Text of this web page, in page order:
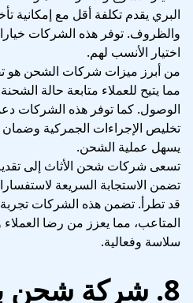
البري يقدم تكلفة أقل مع إمكانية
والظروف. توفر هذه الشركات
اختيار الأنسب لهم.
من أبرز ميزات شركات الشحن هو
مما يتيح للعملاء متابعة حالة
الوصول. كما توفر هذه الشركات
تخليص الإجراءات الجمركية
يسهل عملية الشحن.
تسعى شركات شحن الأثاث إلى
تضمن الاستجابة السريعة
قد تطرأ. تضمن هذه الشركات
المتاعب، مما يعزز من رضا العملاء
سلاسة وفعالية.
8. شركة شحن